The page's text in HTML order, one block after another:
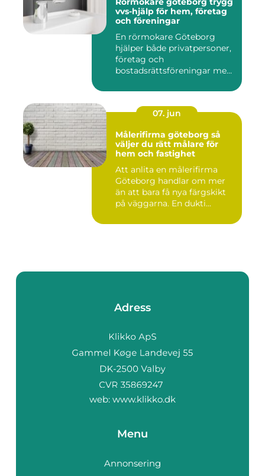
vvs-hjälp för hem, företag
och föreningar
En rörmokare Göteborg
hjälper både privatpersoner,
företag och
bostadsrättsföreningar med
07. jun
Målerifirma göteborg så
väljer du rätt målare för
hem och fastighet
Att anlita en målerifirma
Göteborg handlar om mer
än att bara få nya färgskikt
på väggarna. En dukti...
Adress
web: www.klikko.dk
Menu
Annonsering